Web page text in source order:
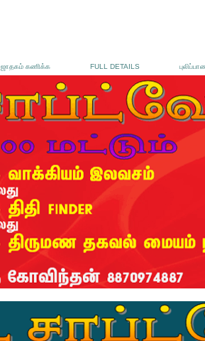
ஜாதகம் கணிக்க FULL DETAILS